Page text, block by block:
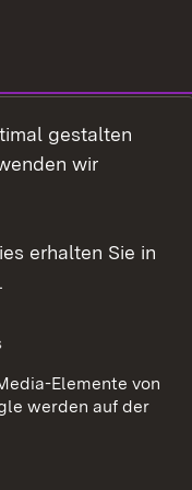
gestalten
wir
erhalten Sie in
.
Elemente von
werden auf der